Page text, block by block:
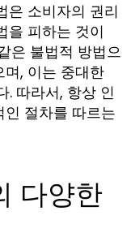
은 소비자의 권리
을 피하는 것이
은 불법적 방법으
, 이는 중대한
. 따라서, 항상 인
절차를 따르는
다양한